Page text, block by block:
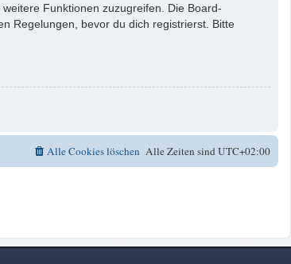
Funktionen zuzugreifen. Die Board-
Regelungen, bevor du dich registrierst. Bitte
Alle Zeiten sindUTC+02:00
Alle Cookies löschen